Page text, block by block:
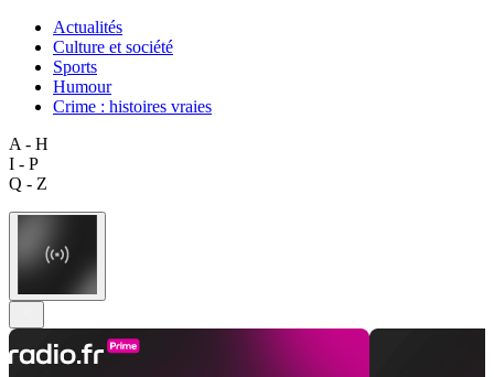
Actualités
Culture et société
Sports
Humour
Crime : histoires vraies
A - H
I - P
Q - Z